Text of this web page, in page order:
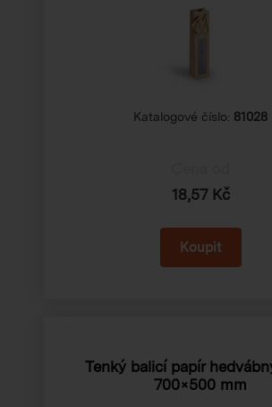
Katalogové číslo: 81028
18,57 Kč
Tenký balicí papír
700×500 mm